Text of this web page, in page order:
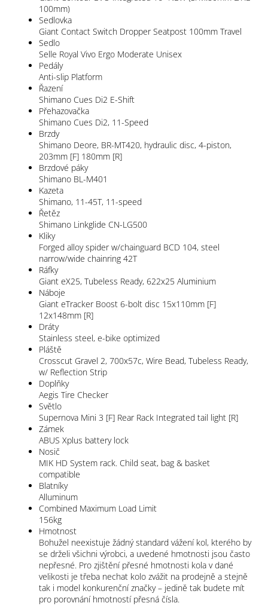
100mm)
Sedlovka
Giant Contact Switch Dropper Seatpost 100mm Travel
Sedlo
Selle Royal Vivo Ergo Moderate Unisex
Pedály
Anti-slip Platform
Řazení
Shimano Cues Di2 E-Shift
Přehazovačka
Shimano Cues Di2, 11-Speed
Brzdy
Shimano Deore, BR-MT420, hydraulic disc, 4-piston,
203mm [F] 180mm [R]
Brzdové páky
Shimano BL-M401
Kazeta
Shimano, 11-45T, 11-speed
Řetěz
Shimano Linkglide CN-LG500
Kliky
Forged alloy spider w/chainguard BCD 104, steel
narrow/wide chainring 42T
Ráfky
Giant eX25, Tubeless Ready, 622x25 Aluminium
Náboje
Giant eTracker Boost 6-bolt disc 15x110mm [F]
12x148mm [R]
Dráty
Stainless steel, e-bike optimized
Pláště
Crosscut Gravel 2, 700x57c, Wire Bead, Tubeless Ready,
w/ Reflection Strip
Doplňky
Aegis Tire Checker
Světlo
Supernova Mini 3 [F] Rear Rack Integrated tail light [R]
Zámek
ABUS Xplus battery lock
Nosič
MIK HD System rack. Child seat, bag & basket
compatible
Blatníky
Alluminum
Combined Maximum Load Limit
156kg
Hmotnost
Bohužel neexistuje žádný standard vážení kol, kterého by
se drželi všichni výrobci, a uvedené hmotnosti jsou často
nepřesné. Pro zjištění přesné hmotnosti kola v dané
velikosti je třeba nechat kolo zvážit na prodejně a stejně
tak i model konkurenční značky – jedině tak budete mít
pro porovnání hmotností přesná čísla.